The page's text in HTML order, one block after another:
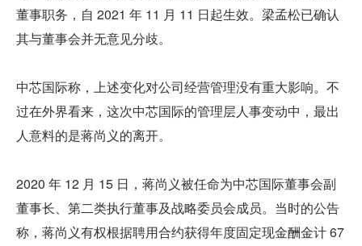
董事职务，自 2021 年 11 月 11 日起生效。梁孟松已确认
其与董事会并无意见分歧。
中芯国际称，上述变化对公司经营管理没有重大影响。不
过在外界看来，这次中芯国际的管理层人事变动中，最出
人意料的是蒋尚义的离开。
2020 年 12 月 15 日，蒋尚义被任命为中芯国际董事会副
董事长、第二类执行董事及战略委员会成员。当时的公告
称，蒋尚义有权根据聘用合约获得年度固定现金酬金计 67